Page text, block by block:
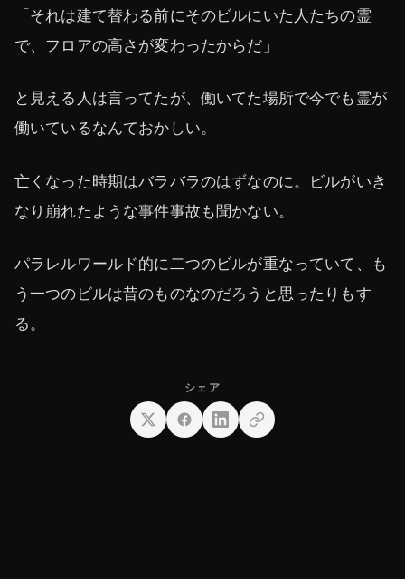
「それは建て替わる前にそのビルにいた人たちの霊
で、フロアの高さが変わったからだ」
と見える人は言ってたが、働いてた場所で今でも霊が
働いているなんておかしい。
亡くなった時期はバラバラのはずなのに。ビルがいき
なり崩れたような事件事故も聞かない。
パラレルワールド的に二つのビルが重なっていて、も
う一つのビルは昔のものなのだろうと思ったりもす
る。